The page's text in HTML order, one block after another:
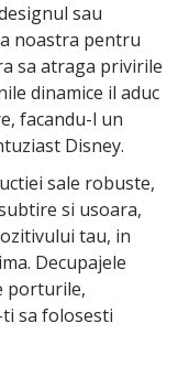
sau
noastra pentru
sa atraga privirile
dinamice il aduc
facandu-l un
Disney.
sale robuste,
si usoara,
tau, in
Decupajele
porturile,
sa folosesti